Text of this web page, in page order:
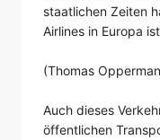
staatlichen Zeiten
Airlines in Europa
(Thomas
Auch dieses
öffentlichen